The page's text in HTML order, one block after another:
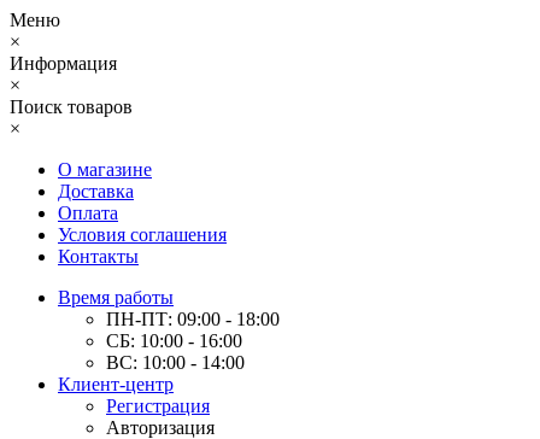
Меню
×
Информация
×
Поиск товаров
×
О магазине
Доставка
Оплата
Условия соглашения
Контакты
Время работы
ПН-ПТ: 09:00 - 18:00
СБ: 10:00 - 16:00
ВС: 10:00 - 14:00
Клиент-центр
Регистрация
Авторизация